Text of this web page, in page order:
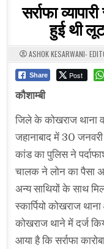
सर्राफा
हुई थी
ASHOK KESARWANI-
Share Post
कौशाम्बी
जिले के कोखराज थाना
जहानाबाद में 30
कांड का पुलिस ने
चालक ने लोन का पैसा
अन्य साथियों के साथ
स्कार्पियो कोखराज
कोखराज थाने में दर्ज
आया है कि सर्राफा